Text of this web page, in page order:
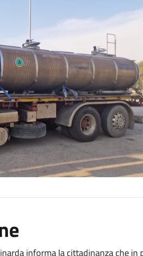
informa la cittadinanza che in